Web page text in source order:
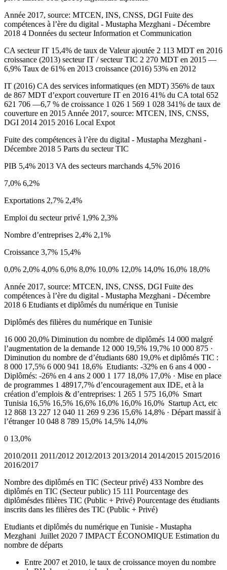
Année 2017, source: MTCEN, INS, CNSS, DGI Fuite des
compétences à l’ère du digital - Mustapha Mezghani - Décembre
2018 4 Données du secteur Information et Communication
CA secteur IT 15,4% de taux de Valeur ajoutée 2 113 MDT en 2016
croissance (2013) secteur IT / secteur TIC 2 270 MDT en 2015 —
6,9% Taux de 61% en 2013 croissance (2016) 53% en 2012
IT (2016) CA des services informatiques (en MDT) 356% de taux
de 867 MDT d’export couverture IT en 2016 41% du CA total 652
621 706 —6,7 % de croissance 1 026 1 569 1 028 341% de taux de
couverture en 2015 Année 2017, source: MTCEN, INS, CNSS,
DGI 2014 2015 2016 Local Expot
Fuite des compétences à l’ère du digital - Mustapha Mezghani -
Décembre 2018 5 Parts du secteur TIC
PIB 5,4% 2013 VA des secteurs marchands 4,5% 2016
7,0% 6,2%
Exportations 2,7% 2,4%
Emploi du secteur privé 1,9% 2,3%
Nombre d’entreprises 2,4% 2,1%
Croissance 3,7% 15,4%
0,0% 2,0% 4,0% 6,0% 8,0% 10,0% 12,0% 14,0% 16,0% 18,0%
Année 2017, source: MTCEN, INS, CNSS, DGI Fuite des
compétences à l’ère du digital - Mustapha Mezghani - Décembre
2018 6 Etudiants et diplômés du numérique en Tunisie
Diplômés des filières du numérique en Tunisie
16 000 20,0% Diminution du nombre de diplômés 14 000 malgré
l’augmentation de la demande 12 000 19,5% 19,7% 10 000 875 ·
Diminution du nombre de d’étudiants 680 19,0% et diplômés TIC :
8 000 17,5% 6 000 941 18,6% ­ Etudiants: -32% en 6 ans 4 000 ­
Diplômés: -26% en 4 ans 2 000 1 177 18,0% 17,0% · Mise en place
de programmes 1 48917,7% d’encouragement aux IDE, et à la
création d’emplois & d’entreprises: 1 265 1 575 16,0% ­ Smart
Tunisia 16,5% 16,5% 16,6% 16,0% 16,0% 16,0% ­ Startup Act, etc
12 868 13 227 12 040 11 269 9 236 15,6% 14,8% · Départ massif à
l’étranger 10 048 8 789 15,0% 14,5% 14,0%
0 13,0%
2010/2011 2011/2012 2012/2013 2013/2014 2014/2015 2015/2016
2016/2017
Nombre des diplômés en TIC (Secteur privé) 433 Nombre des
diplômés en TIC (Secteur public) 15 111 Pourcentage des
diplômésdes filières TIC (Public + Privé) Pourcentage des étudiants
inscrits dans les filières des TIC (Public + Privé)
Etudiants et diplômés du numérique en Tunisie - Mustapha
Mezghani ­ Juillet 2020 7 IMPACT ÉCONOMIQUE Estimation du
nombre de départs
Entre 2007 et 2010, le taux de croissance moyen du nombre